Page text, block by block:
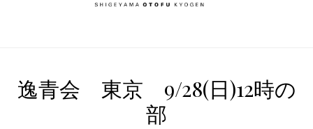
逸青会 東京 9/28(日)12時の
部